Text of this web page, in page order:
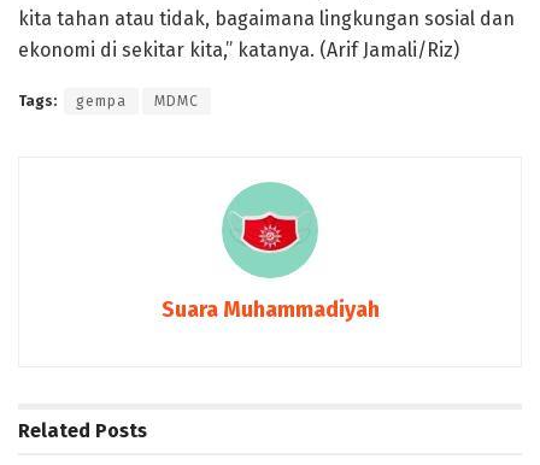
kita tahan atau tidak, bagaimana lingkungan sosial dan
ekonomi di sekitar kita,” katanya. (Arif Jamali/Riz)
Tags: gempa MDMC
Suara Muhammadiyah
Related Posts